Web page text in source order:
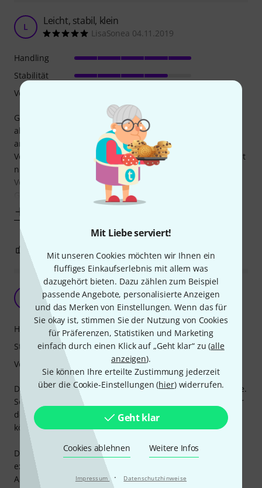
Mit Liebe serviert!
Mit unseren Cookies möchten wir Ihnen ein
fluffiges Einkaufserlebnis mit allem was
dazugehört bieten. Dazu zählen zum Beispiel
passende Angebote, personalisierte Anzeigen
und das Merken von Einstellungen. Wenn das für
Sie okay ist, stimmen Sie der Nutzung von Cookies
für Präferenzen, Statistiken und Marketing
einfach durch einen Klick auf „Geht klar“ zu (alle
anzeigen).
Sie können Ihre erteilte Zustimmung jederzeit
über die Cookie-Einstellungen (hier) widerrufen.
Geht klar
Cookies ablehnen Weitere Infos
Impressum · Datenschutzhinweise
L Leicht, stabil, klein
LisaSonea 04.11.2019
Genau was ich gesucht habe ein leichter aber trotzdem
absolut stabiler Micstand, nutze Ihn mit dem Shure SM58S
an dem MicBoom Teleskoparm ! Habe sogar den Helicon
Voicesolo FX dran hängen, hebt ohne Probleme und wackelt
nicht. Leicht auf und abzubauen, gute Handhabung beim
Verstellen. Ist stabiler als andere Stands in der
Gewichtsklasse. Da ich Wert darauf lege dass
Handling
Stabilität
Verarbeitung
Super kompakt
Anonym 19.07.2016
Der Airturn goStand ist das wonach ich lange gesucht hatte.
So klein, das er in meinen "normalen" Rucksack passt, aber
dennoch groß genug um damit einen Flügel aufnehmen zu
können.
Der Preis ist echt nicht ohne, vorallem da der Galgen noch
extra kostet, aber dennoch gibt es keine wirkliche
Alternative, sodass es sich lohnt diesen zu kaufen.
Handling
Stabilität
Verarbeitung